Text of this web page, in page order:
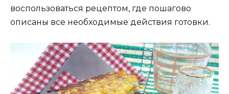
воспользоваться рецептом, где пошагово
описаны все необходимые действия готовки.